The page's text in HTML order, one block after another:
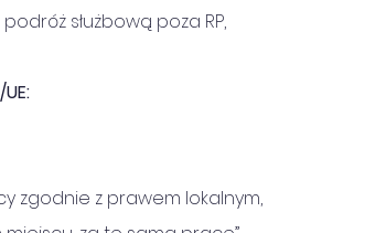
służbową poza RP,
zgodnie z prawem lokalnym,